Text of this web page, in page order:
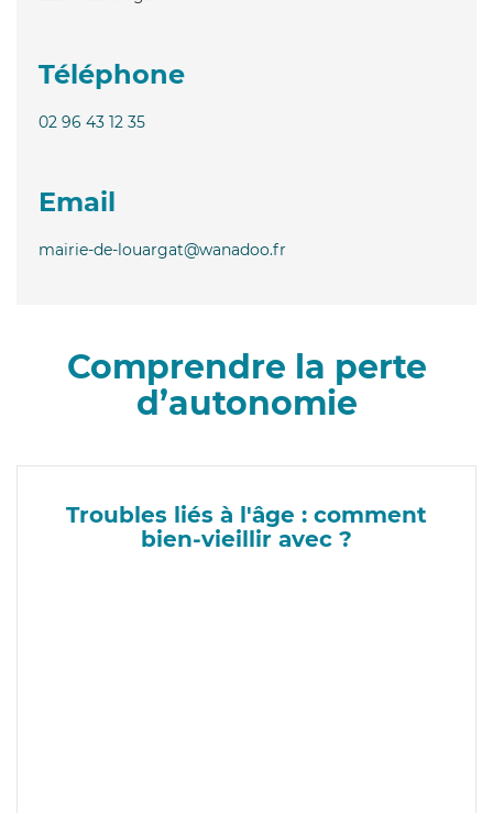
Téléphone
02 96 43 12 35
Email
mairie-de-louargat@wanadoo.fr
Comprendre la perte
d’autonomie
Troubles liés à l'âge : comment
bien-vieillir avec ?